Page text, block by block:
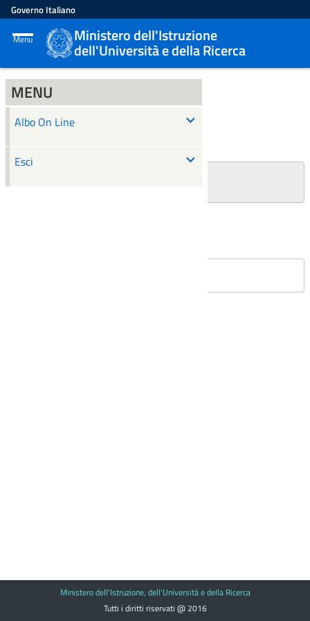
Governo Italiano
Menu Ministero dell'Istruzione
dell'Università e della Ricerca
MENU
Albo On Line
Esci
ALBO ON LINE
Ricerca
Ministero dell'Istruzione, dell'Università e della Ricerca
Tutti i diritti riservati @ 2016